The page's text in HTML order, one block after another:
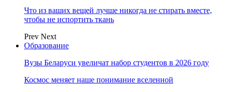
Что из ваших вещей лучше никогда не стирать вместе,
чтобы не испортить ткань
Prev Next
Образование
Вузы Беларуси увеличат набор студентов в 2026 году
Космос меняет наше понимание вселенной